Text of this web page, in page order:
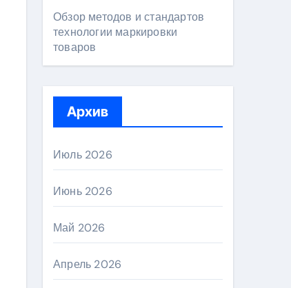
Обзор методов и стандартов
технологии маркировки
товаров
Архив
Июль 2026
Июнь 2026
Май 2026
Апрель 2026